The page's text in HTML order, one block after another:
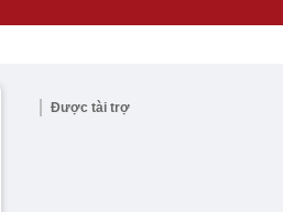
Được tài trợ